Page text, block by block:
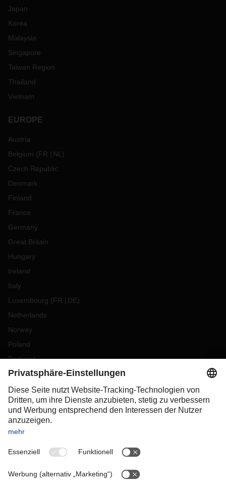
Japan
Korea
Malaysia
Singapore
Taiwan Region
Thailand
Vietnam
EUROPE
Austria
Belgium (FR NL )
Czech Republic
Denmark
Finland
France
Germany
Great Britain
Hungary
Ireland
Italy
Luxembourg (FR DE)
Netherlands
Norway
Poland
Portugal
Romania
Slovakia
Spain
Sweden
Switzerland
OCEANIA